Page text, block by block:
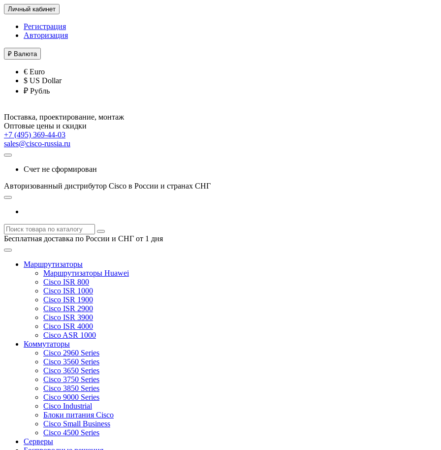
Личный кабинет
Регистрация
Авторизация
₽ Валюта
€ Euro
$ US Dollar
₽ Рубль
Поставка, проектирование, монтаж
Оптовые цены и скидки
+7 (495) 369-44-03
sales@cisco-russia.ru
Счет не сформирован
Авторизованный дистрибутор Cisco в России и странах СНГ
Бесплатная доставка по России и СНГ от 1 дня
Маршрутизаторы
Маршрутизаторы Huawei
Cisco ISR 800
Cisco ISR 1000
Cisco ISR 1900
Cisco ISR 2900
Cisco ISR 3900
Cisco ISR 4000
Cisco ASR 1000
Коммутаторы
Cisco 2960 Series
Cisco 3560 Series
Cisco 3650 Series
Cisco 3750 Series
Cisco 3850 Series
Cisco 9000 Series
Cisco Industrial
Блоки питания Cisco
Cisco Small Business
Cisco 4500 Series
Серверы